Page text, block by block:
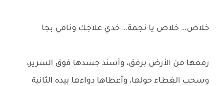
خلاص… خلاص يا نجمة… خدي علاجك ونامي بجا
رفعها من الأرض برفق، وأسند جسدها فوق السرير،
وسحب الغطاء حولها، وأعطاها دواءها بيده الثانية